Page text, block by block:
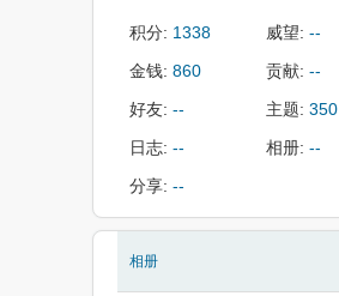
积分: 1338 威望: --
金钱: 860 贡献: --
好友: -- 主题: 350
日志: -- 相册: --
分享: --
相册